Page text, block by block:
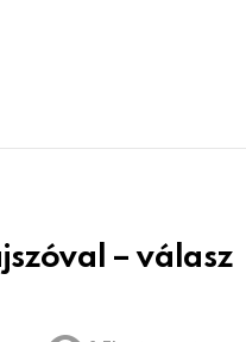
– válasz